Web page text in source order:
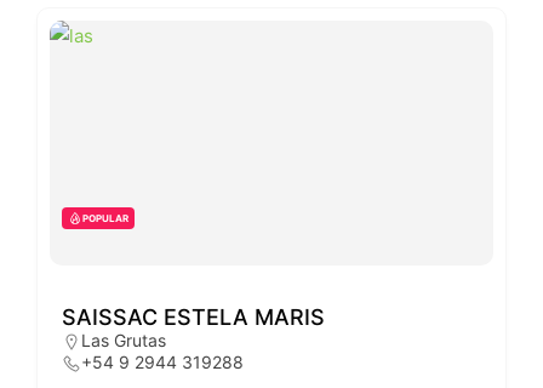
POPULAR
SAISSAC ESTELA MARIS
Las Grutas
+54 9 2944 319288